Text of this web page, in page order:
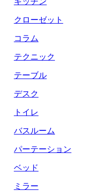
クローゼット
コラム
テクニック
テーブル
デスク
トイレ
バスルーム
パーテーション
ベッド
ミラー